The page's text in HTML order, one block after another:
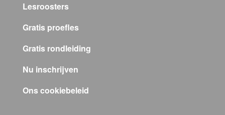
Lesroosters
Gratis proefles
Gratis rondleiding
Nu inschrijven
Ons cookiebeleid